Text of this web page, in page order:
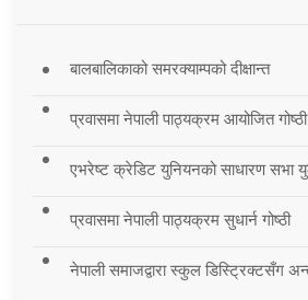
बालबालिकाको समरक्याम्पको दीक्षान्त
प्रवासमा नेपाली पाठ्यक्रम आयोजित
एभरेष्ट क्रेडिट युनियनको साधारण सभा
प्रवासमा नेपाली पाठ्यक्रम सुधार्न गोष्ठी
नेपाली समाजद्वारा स्कुल डिस्ट्रिक्टसँग